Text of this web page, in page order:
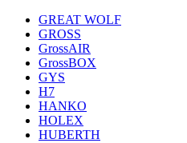
GREAT WOLF
GROSS
GrossAIR
GrossBOX
GYS
H7
HANKO
HOLEX
HUBERTH